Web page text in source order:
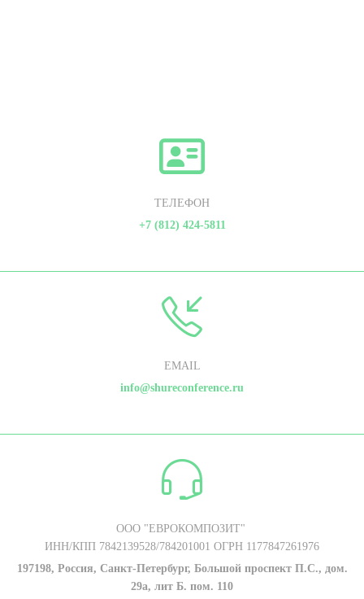
ТЕЛЕФОН
+7 (812) 424-5811
EMAIL
info@shureconference.ru
ООО "ЕВРОКОМПОЗИТ"
ИНН/КПП 7842139528/784201001 ОГРН 1177847261976
197198, Россия, Санкт-Петербург, Большой проспект П.С., дом.
29а, лит Б. пом. 110